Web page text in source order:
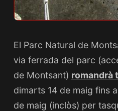
El Parc Natural de
via ferrada del parc
de Montsant) romandrà
dimarts 14 de maig fins
de maig (inclòs) per